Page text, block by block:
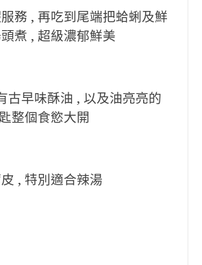
務 , 再吃到尾端把蛤蜊及鮮
煮 , 超級濃郁鮮美
古早味酥油 , 以及油亮亮的
整個食慾大開
, 特別適合辣湯